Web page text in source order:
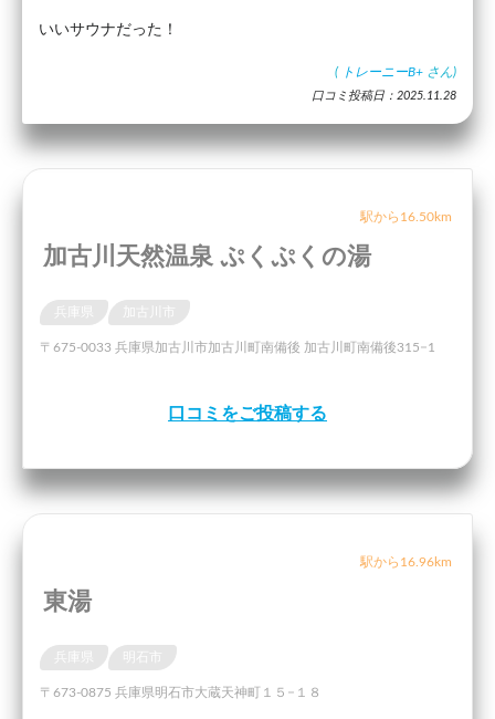
いいサウナだった！
( トレーニーB+ さん)
口コミ投稿日：2025.11.28
駅から16.50km
加古川天然温泉 ぷくぷくの湯
〒675-0033 兵庫県加古川市加古川町南備後 加古川町南備後315−1
口コミをご投稿する
駅から16.96km
東湯
明石市
〒673-0875 兵庫県明石市大蔵天神町１５−１８